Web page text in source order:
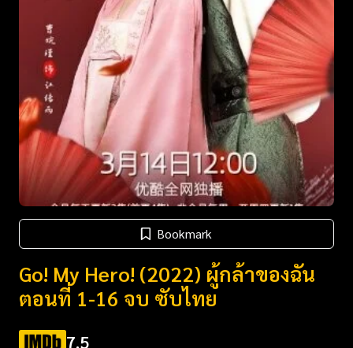
Bookmark
Go! My Hero! (2022) ผู้กล้าของฉัน
ตอนที่ 1-16 จบ ซับไทย
7.5